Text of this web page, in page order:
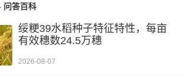
问答百科
绥粳39水稻种子特征特性，每亩
有效穗数24.5万穗
2026-08-07